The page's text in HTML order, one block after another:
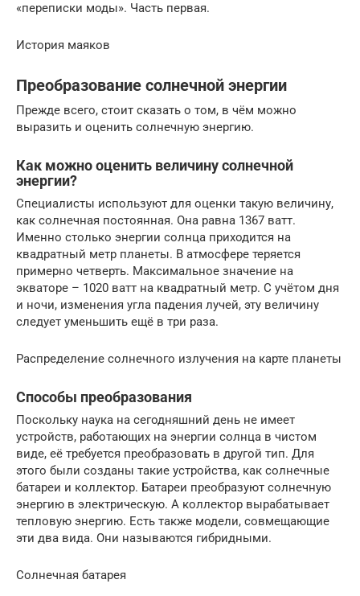
«переписки моды». Часть первая.
История маяков
Преобразование солнечной энергии
Прежде всего, стоит сказать о том, в чём можно
выразить и оценить солнечную энергию.
Как можно оценить величину солнечной
энергии?
Специалисты используют для оценки такую величину,
как солнечная постоянная. Она равна 1367 ватт.
Именно столько энергии солнца приходится на
квадратный метр планеты. В атмосфере теряется
примерно четверть. Максимальное значение на
экваторе – 1020 ватт на квадратный метр. С учётом дня
и ночи, изменения угла падения лучей, эту величину
следует уменьшить ещё в три раза.
Распределение солнечного излучения на карте планеты
Способы преобразования
Поскольку наука на сегодняшний день не имеет
устройств, работающих на энергии солнца в чистом
виде, её требуется преобразовать в другой тип. Для
этого были созданы такие устройства, как солнечные
батареи и коллектор. Батареи преобразуют солнечную
энергию в электрическую. А коллектор вырабатывает
тепловую энергию. Есть также модели, совмещающие
эти два вида. Они называются гибридными.
Солнечная батарея